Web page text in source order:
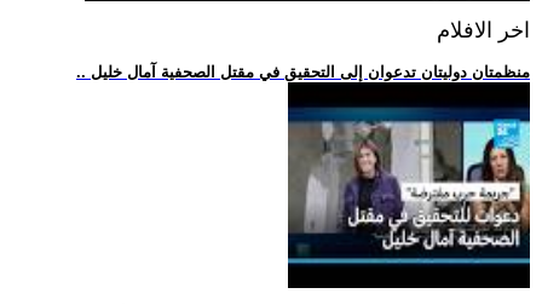
اخر الافلام
.. منظمتان دوليتان تدعوان إلى التحقيق في مقتل الصحفية آمال خليل